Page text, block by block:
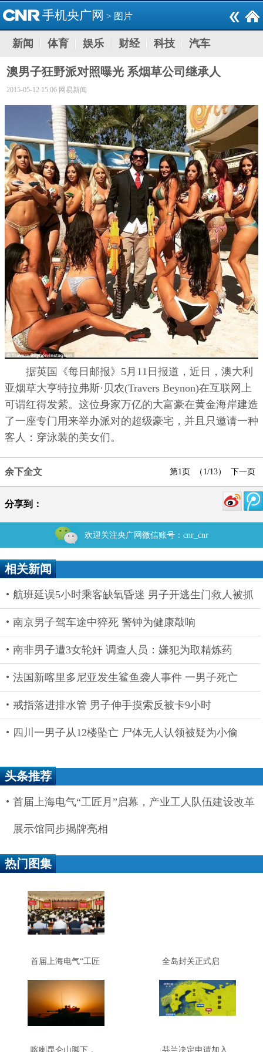
手机央广网 > 图片
新闻 体育 娱乐 财经 科技 汽车
澳男子狂野派对照曝光 系烟草公司继承人
2015-05-12 15:06 网易新闻
据英国《每日邮报》5月11日报道，近日，澳大利
亚烟草大亨特拉弗斯·贝农(Travers Beynon)在互联网上
可谓红得发紫。这位身家万亿的大富豪在黄金海岸建造
了一座专门用来举办派对的超级豪宅，并且只邀请一种
客人：穿泳装的美女们。
余下全文 第1页 （1/13） 下一页
分享到：
欢迎关注央广网微信账号：cnr_cnr
相关新闻
航班延误5小时乘客缺氧昏迷 男子开逃生门救人被抓
南京男子驾车途中猝死 警钟为健康敲响
南非男子遭3女轮奸 调查人员：嫌犯为取精炼药
法国新喀里多尼亚发生鲨鱼袭人事件 一男子死亡
戒指落进排水管 男子伸手摸索反被卡9小时
四川一男子从12楼坠亡 尸体无人认领被疑为小偷
头条推荐
首届上海电气“工匠月”启幕，产业工人队伍建设改革
展示馆同步揭牌亮相
热门图集
首届上海电气“工匠
队伍建设改革展示
馆同步揭牌亮相
全岛封关正式启
喀喇昆仑山脚下， 芬兰决定申请加入